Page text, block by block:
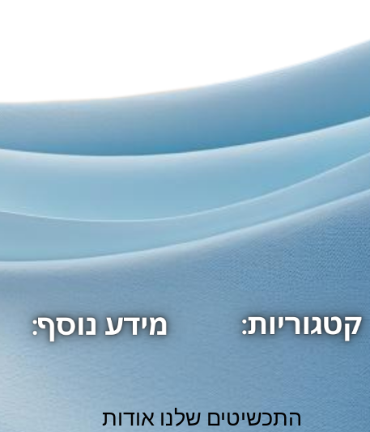
התכשיטים שלנו אודות